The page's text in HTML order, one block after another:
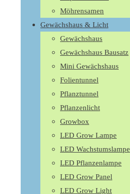
Möhrensamen
Gewächshaus & Licht
Gewächshaus
Gewächshaus Bausatz
Mini Gewächshaus
Folientunnel
Pflanztunnel
Pflanzenlicht
Growbox
LED Grow Lampe
LED Wachstumslampe
LED Pflanzenlampe
LED Grow Panel
LED Grow Light